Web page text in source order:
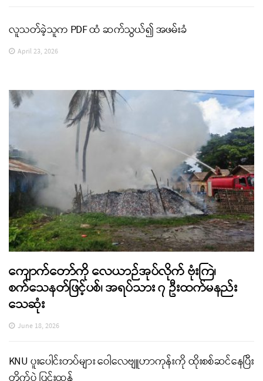
လူသတ်ခဲ့သူက PDF ထံ ဆက်သွယ်၍ အဖမ်းခံ
April 23, 2026
ကျောက်တော်ကို လေယာဉ်အုပ်လိုက် ဗုံးကြဲ၊
စက်သေနတ်ဖြင့်ပစ်၊ အရပ်သား ၇ ဦးထက်မနည်း
သေဆုံး
June 18, 2026
KNU ပူးပေါင်းတပ်များ ဝေါလေဗျူဟာကုန်းကို ထိုးစစ်ဆင်နေပြီး